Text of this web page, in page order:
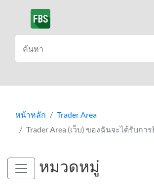
หน้าหลัก
Trader Area
Trader Area (เว็บ) ของฉันจะได้รับกา
หมวดหมู่